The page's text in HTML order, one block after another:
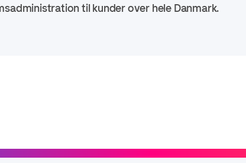
til kunder over hele Danmark.